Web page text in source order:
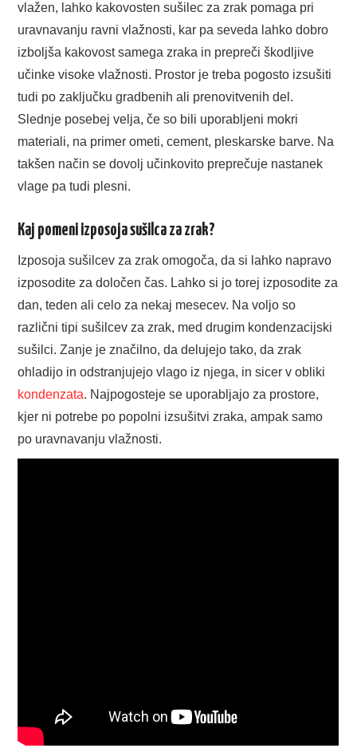
vlažen, lahko kakovosten sušilec za zrak pomaga pri
uravnavanju ravni vlažnosti, kar pa seveda lahko dobro
izboljša kakovost samega zraka in prepreči škodljive
učinke visoke vlažnosti. Prostor je treba pogosto izsušiti
tudi po zaključku gradbenih ali prenovitvenih del.
Slednje posebej velja, če so bili uporabljeni mokri
materiali, na primer ometi, cement, pleskarske barve. Na
takšen način se dovolj učinkovito preprečuje nastanek
vlage pa tudi plesni.
Kaj pomeni izposoja sušilca za zrak?
Izposoja sušilcev za zrak omogoča, da si lahko napravo
izposodite za določen čas. Lahko si jo torej izposodite za
dan, teden ali celo za nekaj mesecev. Na voljo so
različni tipi sušilcev za zrak, med drugim kondenzacijski
sušilci. Zanje je značilno, da delujejo tako, da zrak
ohladijo in odstranjujejo vlago iz njega, in sicer v obliki
kondenzata. Najpogosteje se uporabljajo za prostore,
kjer ni potrebe po popolni izsušitvi zraka, ampak samo
po uravnavanju vlažnosti.